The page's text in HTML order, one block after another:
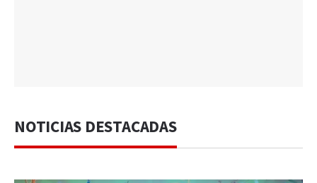
NOTICIAS DESTACADAS